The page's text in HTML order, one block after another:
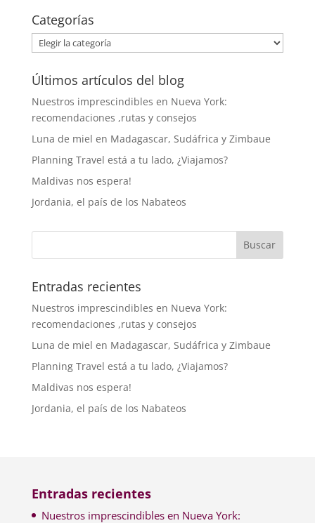
Categorías
Categorías
Últimos artículos del blog
Nuestros imprescindibles en Nueva York:
recomendaciones ,rutas y consejos
Luna de miel en Madagascar, Sudáfrica y Zimbaue
Planning Travel está a tu lado, ¿Viajamos?
Maldivas nos espera!
Jordania, el país de los Nabateos
Entradas recientes
Nuestros imprescindibles en Nueva York:
recomendaciones ,rutas y consejos
Luna de miel en Madagascar, Sudáfrica y Zimbaue
Planning Travel está a tu lado, ¿Viajamos?
Maldivas nos espera!
Jordania, el país de los Nabateos
Entradas recientes
Nuestros imprescindibles en Nueva York: